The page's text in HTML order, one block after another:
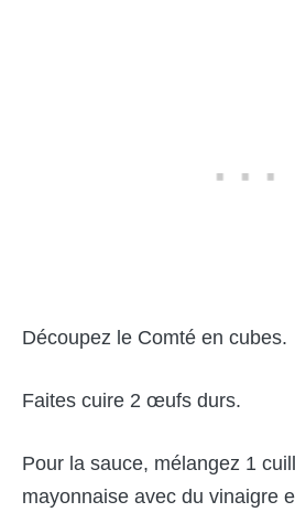
Découpez le Comté en cubes.
Faites cuire 2 œufs durs.
Pour la sauce, mélangez 1
mayonnaise avec du vinaigre